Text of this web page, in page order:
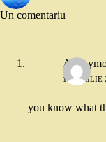
Un comentariu
14 APRILIE
you know what